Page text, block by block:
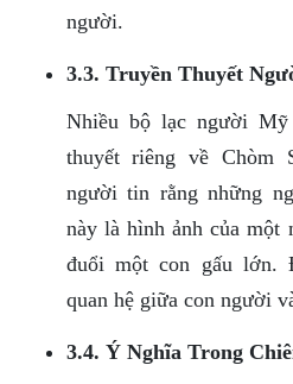
người.
3.3. Truyền Thuyết
Nhiều bộ lạc người
thuyết riêng về Chòm
người tin rằng những
này là hình ảnh của một
đuổi một con gấu lớn.
quan hệ giữa con người
3.4. Ý Nghĩa Trong